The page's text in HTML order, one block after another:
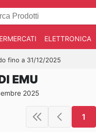
ELETTRONICA
fino a 31/12/2025
EMU
2025
1